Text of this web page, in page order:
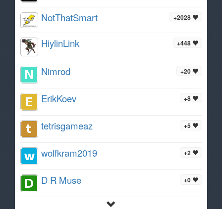
+2028
NotThatSmart
+448
HiylinLink
+20
Nimrod
+8
ErikKoev
+5
tetrisgameaz
+2
wolfkram2019
+0
D R Muse